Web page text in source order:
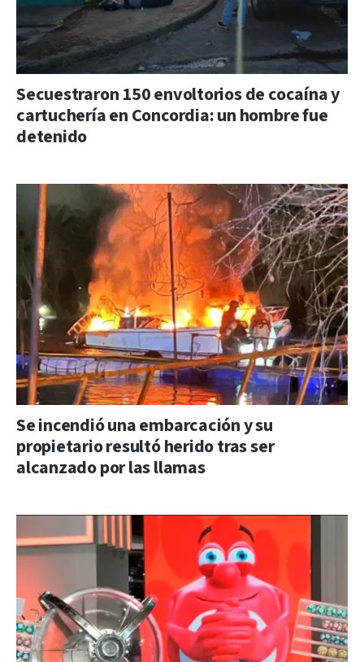
Secuestraron 150 envoltorios de cocaína y
cartuchería en Concordia: un hombre fue
detenido
Se incendió una embarcación y su
propietario resultó herido tras ser
alcanzado por las llamas